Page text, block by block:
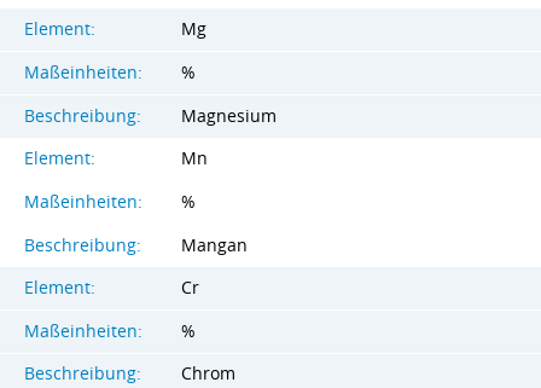
Element:
Mg
Maßeinheiten:
%
Beschreibung:
Magnesium
Element:
Mn
Maßeinheiten:
%
Beschreibung:
Mangan
Element:
Cr
Maßeinheiten:
%
Beschreibung:
Chrom